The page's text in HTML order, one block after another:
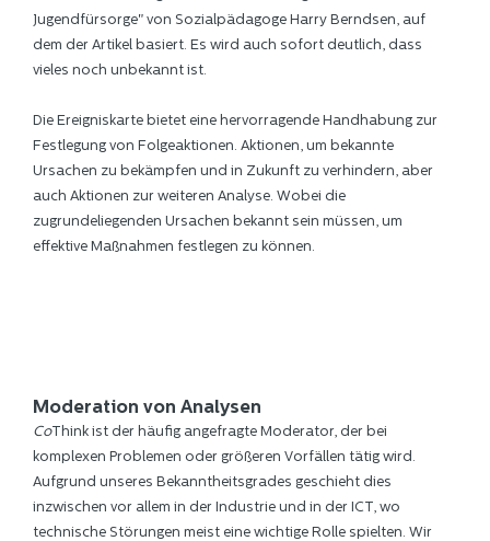
Jugendfürsorge" von Sozialpädagoge Harry Berndsen, auf
dem der Artikel basiert. Es wird auch sofort deutlich, dass
vieles noch unbekannt ist.
Die Ereigniskarte bietet eine hervorragende Handhabung zur
Festlegung von Folgeaktionen. Aktionen, um bekannte
Ursachen zu bekämpfen und in Zukunft zu verhindern, aber
auch Aktionen zur weiteren Analyse. Wobei die
zugrundeliegenden Ursachen bekannt sein müssen, um
effektive Maßnahmen festlegen zu können.
Moderation von Analysen
CoThink ist der häufig angefragte Moderator, der bei
komplexen Problemen oder größeren Vorfällen tätig wird.
Aufgrund unseres Bekanntheitsgrades geschieht dies
inzwischen vor allem in der Industrie und in der ICT, wo
technische Störungen meist eine wichtige Rolle spielten. Wir